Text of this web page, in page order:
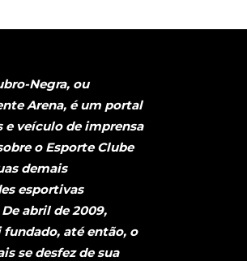
Negra, ou
Arena, é um portal
e veículo de imprensa
o Esporte Clube
demais
esportivas
abril de 2009,
até então, o
se desfez de sua